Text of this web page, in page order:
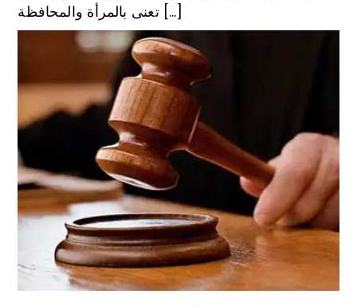
تعنى بالمرأة والمحافظة […]